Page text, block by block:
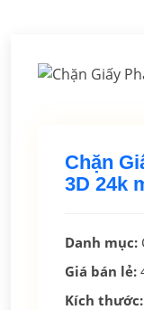
Chặn
3D 24k
Danh mục:
Giá bán lẻ:
Kích thước: